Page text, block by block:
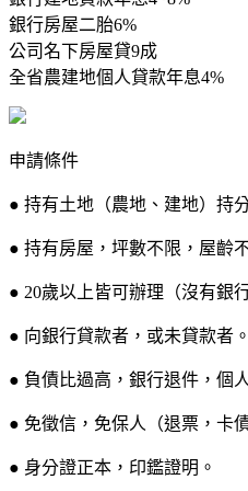
銀行房屋二胎6%
公司名下房屋貸9成
全省農建地個人貸款年息4%
申請條件
● 持有土地（農地、建地）持
● 持有房屋，坪數不限，屋齡
● 20歲以上皆可辦理（沒有銀
● 向銀行貸款者，或未貸款者
● 負債比過高，銀行退件，個
● 免徵信，免保人（退票，卡
● 身分證正本，印鑑證明。